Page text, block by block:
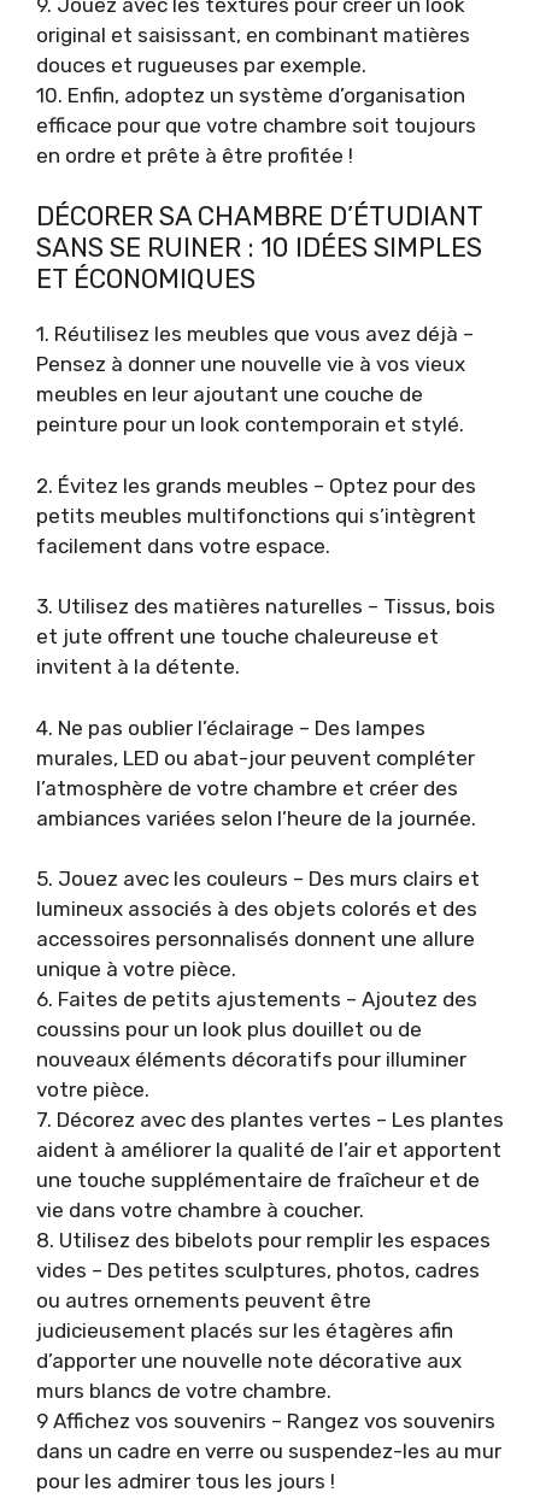
original et saisissant, en combinant matières
douces et rugueuses par exemple.
10. Enfin, adoptez un système d’organisation
efficace pour que votre chambre soit toujours
en ordre et prête à être profitée !
DÉCORER SA CHAMBRE D’ÉTUDIANT
SANS SE RUINER : 10 IDÉES SIMPLES
ET ÉCONOMIQUES
1. Réutilisez les meubles que vous avez déjà –
Pensez à donner une nouvelle vie à vos vieux
meubles en leur ajoutant une couche de
peinture pour un look contemporain et stylé.
2. Évitez les grands meubles – Optez pour des
petits meubles multifonctions qui s’intègrent
facilement dans votre espace.
3. Utilisez des matières naturelles – Tissus, bois
et jute offrent une touche chaleureuse et
invitent à la détente.
4. Ne pas oublier l’éclairage – Des lampes
murales, LED ou abat-jour peuvent compléter
l’atmosphère de votre chambre et créer des
ambiances variées selon l’heure de la journée.
5. Jouez avec les couleurs – Des murs clairs et
lumineux associés à des objets colorés et des
accessoires personnalisés donnent une allure
unique à votre pièce.
6. Faites de petits ajustements – Ajoutez des
coussins pour un look plus douillet ou de
nouveaux éléments décoratifs pour illuminer
votre pièce.
7. Décorez avec des plantes vertes – Les plantes
aident à améliorer la qualité de l’air et apportent
une touche supplémentaire de fraîcheur et de
vie dans votre chambre à coucher.
8. Utilisez des bibelots pour remplir les espaces
vides – Des petites sculptures, photos, cadres
ou autres ornements peuvent être
judicieusement placés sur les étagères afin
d’apporter une nouvelle note décorative aux
murs blancs de votre chambre.
9 Affichez vos souvenirs – Rangez vos souvenirs
dans un cadre en verre ou suspendez-les au mur
pour les admirer tous les jours !